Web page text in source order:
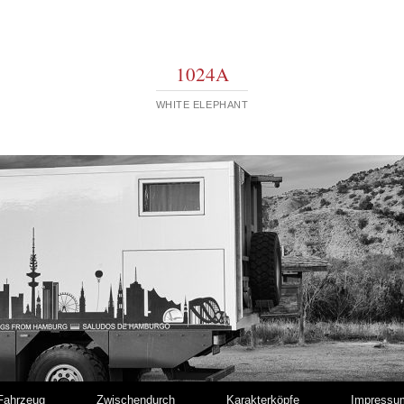
1024A
WHITE ELEPHANT
Zwischendurch Karakterköpfe